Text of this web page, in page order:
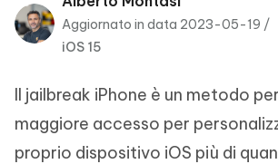
PDF
Editor
New
iAnyGo
Aggiornato in data 2023-05-19 /
iOS 15
Il jailbreak iPhone è un metodo
maggiore accesso per
proprio dispositivo iOS più di